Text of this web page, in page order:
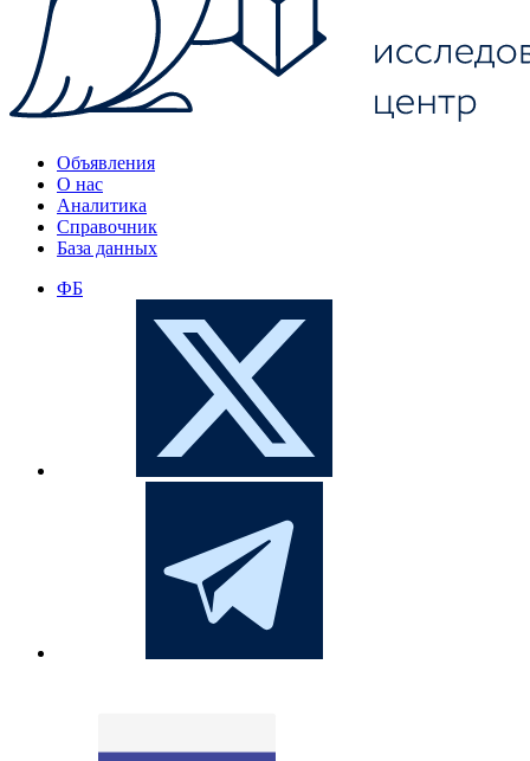
Объявления
О нас
Аналитика
Справочник
База данных
ФБ